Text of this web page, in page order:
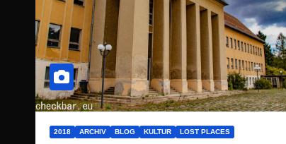
2018 ARCHIV BLOG KULTUR LOST PLACES